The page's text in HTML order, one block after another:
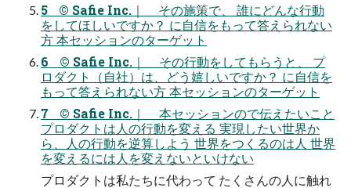
5 © Safie Inc.｜ その施策で、 誰にどんな行動
をしてほしいですか？ に自信をもって答えられない
方 本セッションのターゲット
6 © Safie Inc.｜ その行動をしてもらうと、 プ
ロダクト（自社）は、どう嬉しいですか？ に自信を
もって答えられない方 本セッションのターゲット
7 © Safie Inc.｜ 本セッションので伝えたいこと
プロダクトは人の行動を変える 実現したい世界か
ら、人の行動を逆算しよう 世界をつくるのは人 世界
を変えるには人を変えないといけない
プロダクトは私たちに代わって たくさんの人に触れ